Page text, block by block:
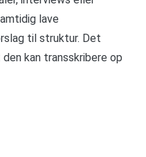
lave
til struktur. Det
kan transskribere op